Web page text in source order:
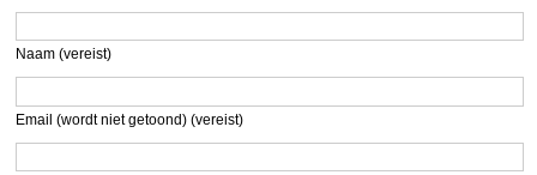
Naam (vereist)
Email (wordt niet getoond) (vereist)